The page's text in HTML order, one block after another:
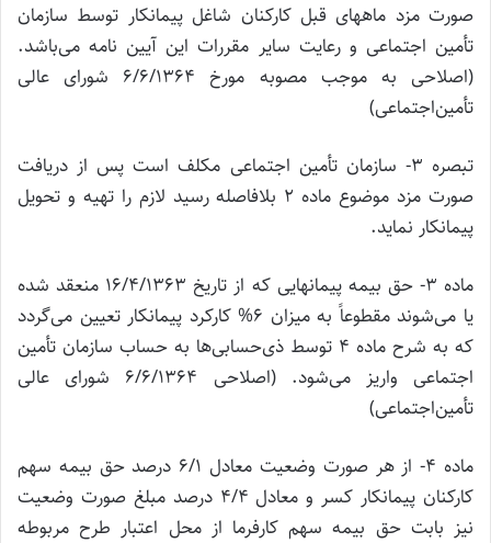
صورت مزد ماههای قبل کارکنان شاغل پیمانکار توسط سازمان
تأمین اجتماعی و رعایت سایر مقررات این آیین نامه می‌باشد.
(اصلاحی به موجب مصوبه مورخ 6/6/1364 شورای عالی
تأمین‌اجتماعی)
تبصره 3- سازمان تأمین اجتماعی مکلف است پس از دریافت
صورت مزد موضوع ماده 2 بلافاصله رسید لازم را تهیه و تحویل
پیمانکار نماید.
ماده 3- حق بیمه پیمانهایی که از تاریخ 16/4/1363 منعقد شده
یا می‌شوند مقطوعاً به میزان 6% کارکرد پیمانکار تعیین می‌گردد
که به شرح ماده 4 توسط ذی‌حسابی‌ها به حساب سازمان تأمین
اجتماعی واریز می‌شود. (اصلاحی 6/6/1364 شورای عالی
تأمین‌اجتماعی)
ماده 4- از هر صورت وضعیت معادل 6/1 درصد حق بیمه سهم
کارکنان پیمانکار کسر و معادل 4/4 درصد مبلغ صورت وضعیت
نیز بابت حق بیمه سهم کارفرما از محل اعتبار طرح مربوطه